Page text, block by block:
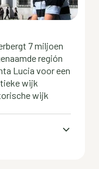
7 miljoen
región
Lucia voor een
wijk
wijk